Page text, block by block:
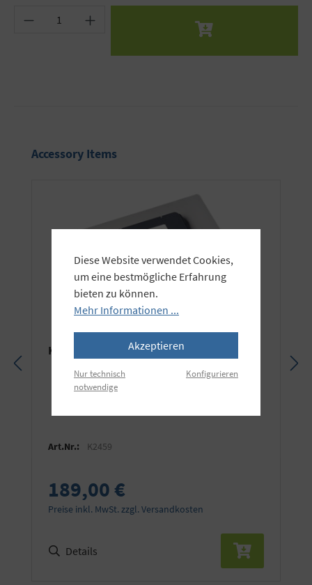
Produkt Anzahl: Gib den gewünschten Wert
Produktgalerie überspringen
Accessory Items
KAISER FilmCopy dia MF
Art.Nr.: K2459
189,00 €
Preise inkl. MwSt. zzgl. Versandkosten
Details
Diese Website verwendet Cookies,
um eine bestmögliche Erfahrung
bieten zu können.
Mehr Informationen ...
Akzeptieren
Nur technisch
notwendige
Konfigurieren